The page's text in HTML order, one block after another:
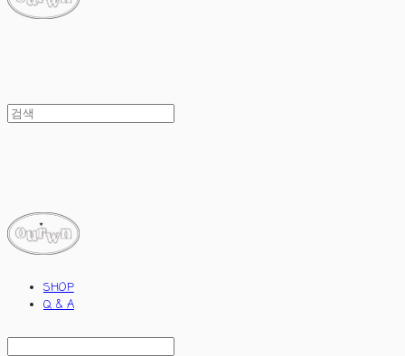
SHOP
Q & A